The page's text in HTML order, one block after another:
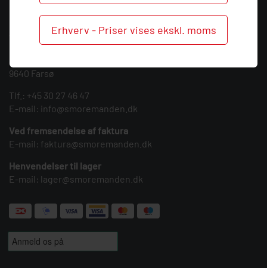
Erhverv - Priser vises ekskl. moms
KONTAKT
Smøremanden A/S
CVR: 39683717
9640 Farsø
Tlf.: +45 30 27 46 47
E-mail: info@smoremanden.dk
Ved fremsendelse af faktura
E-mail: faktura@smoremanden.dk
Henvendelser til lager
E-mail: lager@smoremanden.dk